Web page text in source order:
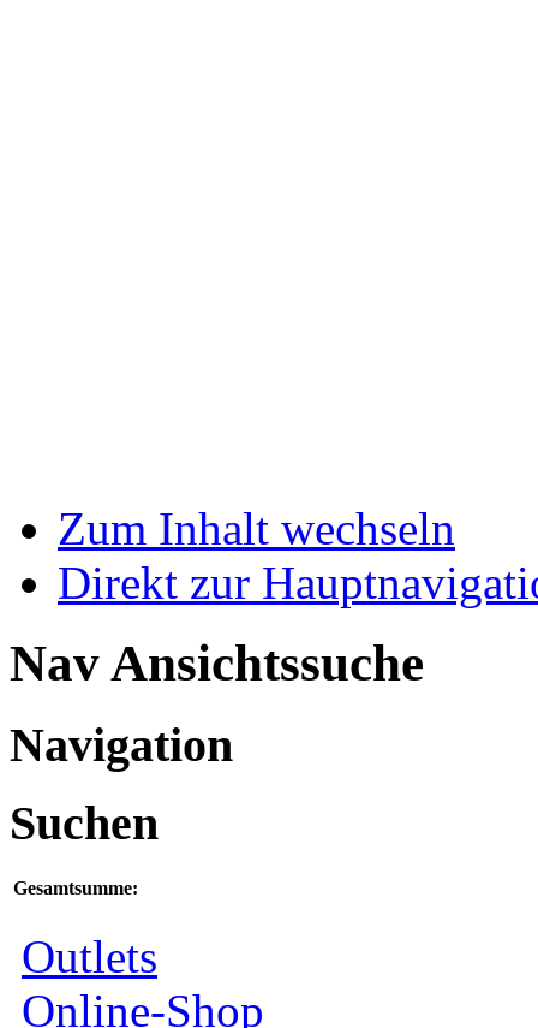
Zum Inhalt wechseln
Direkt zur
Nav Ansichtssuche
Navigation
Suchen
Gesamtsumme:
Outlets
Online-Shop